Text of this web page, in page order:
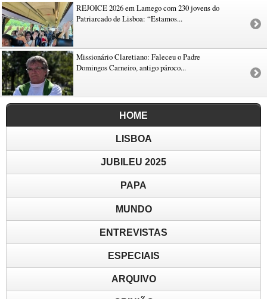
REJOICE 2026 em Lamego com 230 jovens do
Patriarcado de Lisboa: “Estamos...
Missionário Claretiano: Faleceu o Padre
Domingos Carneiro, antigo pároco...
HOME
LISBOA
JUBILEU 2025
PAPA
MUNDO
ENTREVISTAS
ESPECIAIS
ARQUIVO